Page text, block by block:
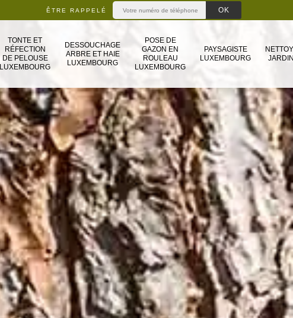
ÊTRE RAPPELÉ
TONTE ET
RÉFECTION
DE PELOUSE
LUXEMBOURG
DESSOUCHAGE
ARBRE ET HAIE
LUXEMBOURG
POSE DE
GAZON EN
ROULEAU
LUXEMBOURG
PAYSAGISTE
LUXEMBOURG